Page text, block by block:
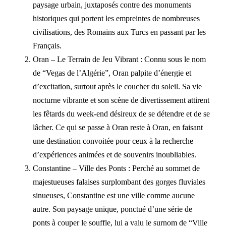
paysage urbain, juxtaposés contre des monuments
historiques qui portent les empreintes de nombreuses
civilisations, des Romains aux Turcs en passant par les
Français.
Oran – Le Terrain de Jeu Vibrant : Connu sous le nom
de “Vegas de l’Algérie”, Oran palpite d’énergie et
d’excitation, surtout après le coucher du soleil. Sa vie
nocturne vibrante et son scène de divertissement attirent
les fêtards du week-end désireux de se détendre et de se
lâcher. Ce qui se passe à Oran reste à Oran, en faisant
une destination convoitée pour ceux à la recherche
d’expériences animées et de souvenirs inoubliables.
Constantine – Ville des Ponts : Perché au sommet de
majestueuses falaises surplombant des gorges fluviales
sinueuses, Constantine est une ville comme aucune
autre. Son paysage unique, ponctué d’une série de
ponts à couper le souffle, lui a valu le surnom de “Ville